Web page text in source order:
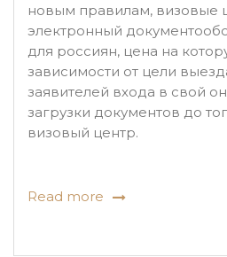
новым правилам, визовые
электронный
для россиян, цена на
зависимости от цели
заявителей входа в свой
загрузки документов до
визовый центр.
Read more